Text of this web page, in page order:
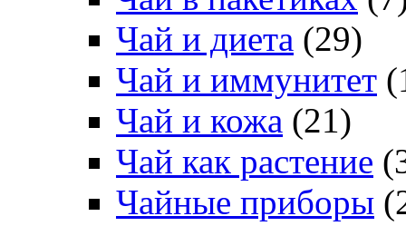
Чай и диета (29)
Чай и иммунитет
Чай и кожа (21)
Чай как растение
Чайные приборы